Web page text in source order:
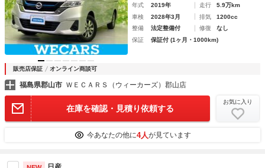
年式 2019年 走行
5.9万km
車検
2028年3月 排気
1200cc
整備
法定整備付 修復
なし
保証
保証付 (1ヶ月・1000km)
販売店保証 オンライン商談可
福島県郡山市 ＷＥＣＡＲＳ（ウィーカーズ）郡山店
在庫を確認・見積り依頼する
お気に入り
今あなたの他に4人が見ています